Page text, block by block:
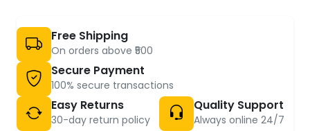
Free Shipping
On orders above ₹500
Secure Payment
100% secure transactions
Easy Returns
30-day return policy
Quality Support
Always online 24/7